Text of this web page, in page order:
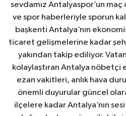
sevdamız Antalyaspor’un
ve spor haberleriyle sporun
başkenti Antalya’nın
ticaret gelişmelerine kadar
yakından takip ediliyor.
kolaylaştıran Antalya nöbetçi
ezan vakitleri, anlık hava
önemli duyurular güncel
ilçelere kadar Antalya’nın